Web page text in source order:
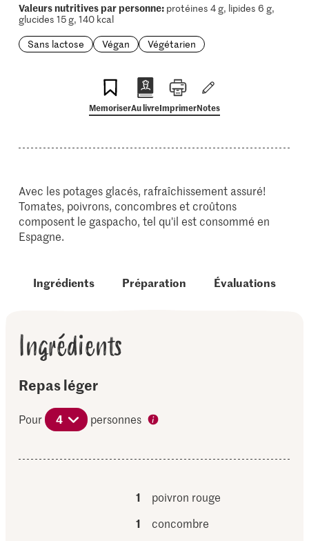
Valeurs nutritives par personne:protéines 4 g, lipides 6 g,
glucides 15 g, 140 kcal
Sans lactose
Végan Végétarien
MemoriserAu livreImprimerNotes
Avec les potages glacés, rafraîchissement assuré!
Tomates, poivrons, concombres et croûtons
composent le gaspacho, tel qu'il est consommé en
Espagne.
Ingrédients Préparation Évaluations
Ingrédients
Repas léger
Pour 4 personnes
1
poivron rouge
1
concombre